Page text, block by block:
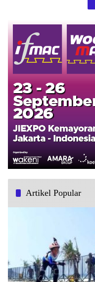
Artikel Popular